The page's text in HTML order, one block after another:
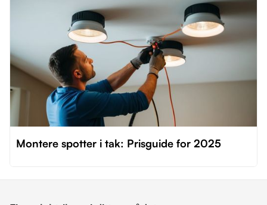
Montere spotter i tak: Prisguide for 2025